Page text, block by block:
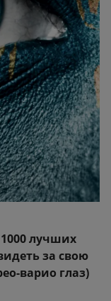
лучших
за свою
варио глаз)